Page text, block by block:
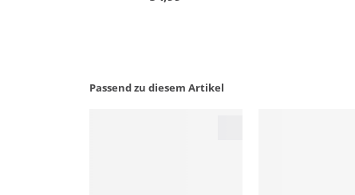
Passend zu diesem Artikel